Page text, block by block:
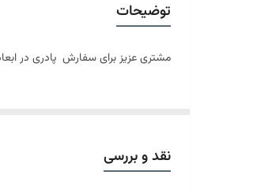
توضیحات
مشتری عزیز برای سفارش پادری در
نقد و بررسی